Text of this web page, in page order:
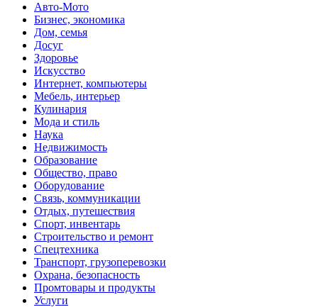
Авто-Мото
Бизнес, экономика
Дом, семья
Досуг
Здоровье
Искусство
Интернет, компьютеры
Мебель, интерьер
Кулинария
Мода и стиль
Наука
Недвижимость
Образование
Общество, право
Оборудование
Связь, коммуникации
Отдых, путешествия
Спорт, инвентарь
Строительство и ремонт
Спецтехника
Транспорт, грузоперевозки
Охрана, безопасность
Промтовары и продукты
Услуги